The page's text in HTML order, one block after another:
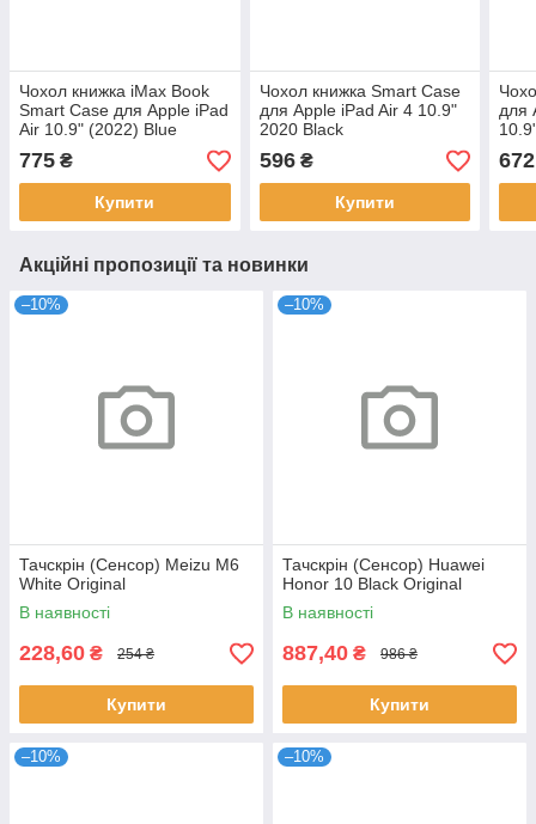
Чохол книжка iMax Book
Smart Case для Apple iPad
Air 10.9" (2022) Blue
775 ₴
Купити
Чохол книжка Smart Case
для Apple iPad Air 4 10.9"
2020 Black
596₴
Купити
для
672
Акційні пропозиції та новинки
–10%
Тачскрін (Сенсор) Meizu M6
White Original
В наявності
228,60 ₴ 254 ₴
Купити
–10%
Тачскрін (Сенсор) Huawei
Honor 10 Black Original
В наявності
887,40 ₴ 986 ₴
Купити
–10% –10%